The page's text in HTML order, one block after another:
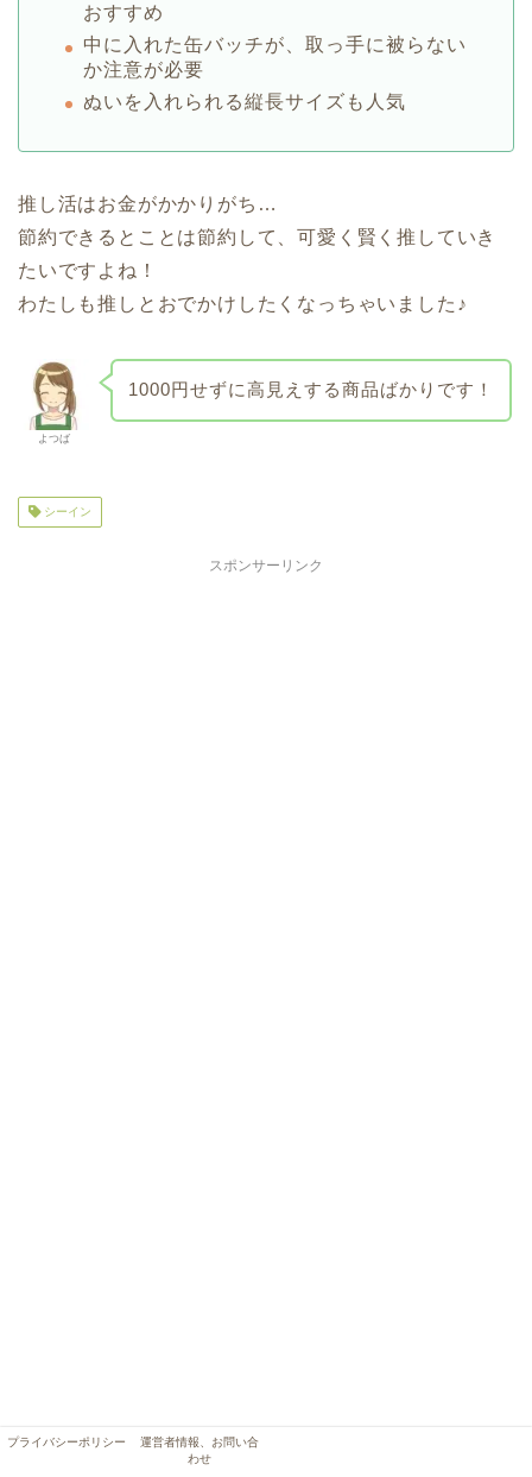
おすすめ
中に入れた缶バッチが、取っ手に被らない
か注意が必要
ぬいを入れられる縦長サイズも人気
推し活はお金がかかりがち…
節約できるとことは節約して、可愛く賢く推していき
たいですよね！
わたしも推しとおでかけしたくなっちゃいました♪
よつば
1000円せずに高見えする商品ばかりです！
シーイン
スポンサーリンク
プライバシーポリシー
運営者情報、お問い合
わせ